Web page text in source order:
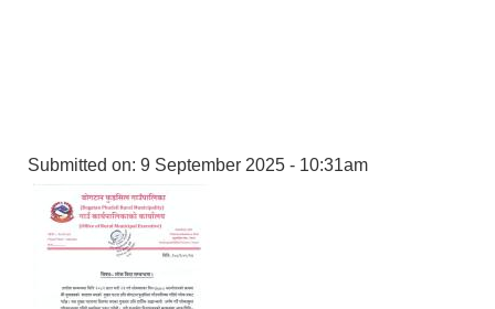
Submitted on: 9 September 2025 - 10:31am